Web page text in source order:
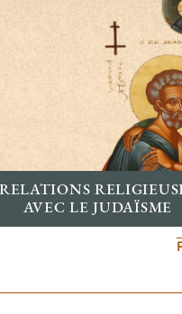
RELATIONS
AVEC LE JUDAÏSME